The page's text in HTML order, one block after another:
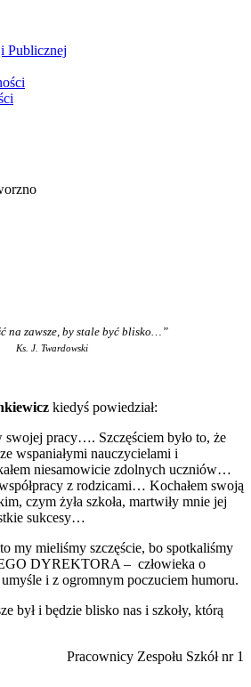
Publicznej
na zawsze, by stale być blisko…”
Ks. J. Twardowski
kiedyś powiedział:
swojej pracy…. Szczęściem było to, że
wspaniałymi nauczycielami i
niesamowicie zdolnych uczniów…
z rodzicami… Kochałem swoją
czym żyła szkoła, martwiły mnie jej
sukcesy…
my mieliśmy szczęście, bo spotkaliśmy
DYREKTORA – człowieka o
i z ogromnym poczuciem humoru.
był i będzie blisko nas i szkoły, którą
Pracownicy Zespołu Szkół nr 1